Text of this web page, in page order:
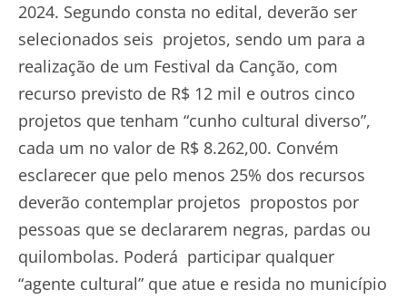
2024. Segundo consta no edital, deverão ser
selecionados seis projetos, sendo um para a
realização de um Festival da Canção, com
recurso previsto de R$ 12 mil e outros cinco
projetos que tenham “cunho cultural diverso”,
cada um no valor de R$ 8.262,00. Convém
esclarecer que pelo menos 25% dos recursos
deverão contemplar projetos propostos por
pessoas que se declararem negras, pardas ou
quilombolas. Poderá participar qualquer
“agente cultural” que atue e resida no município